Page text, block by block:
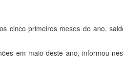
cinco primeiros meses do ano,
em maio deste ano, informou